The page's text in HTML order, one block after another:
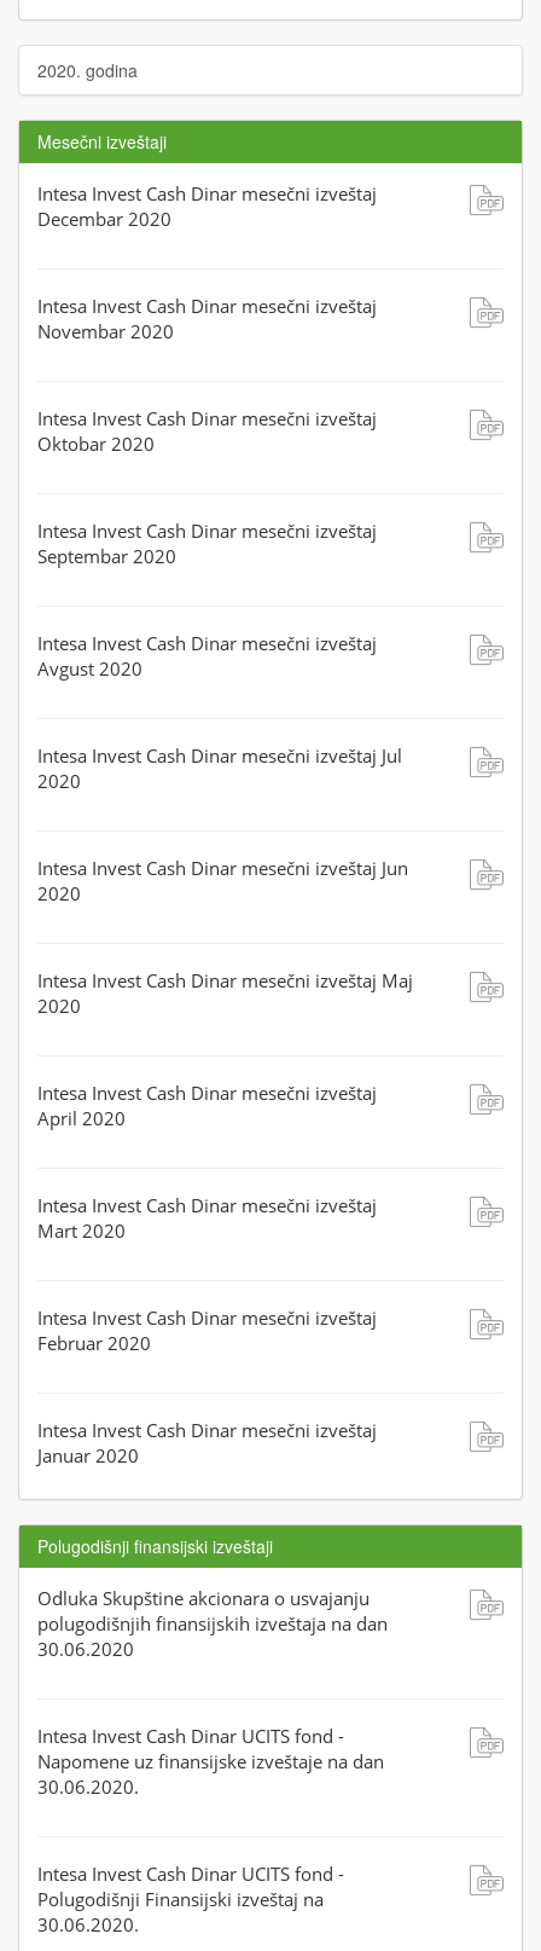
2020. godina
Mesečni izveštaji
Intesa Invest Cash Dinar mesečni izveštaj
Decembar 2020
Intesa Invest Cash Dinar mesečni izveštaj
Novembar 2020
Intesa Invest Cash Dinar mesečni izveštaj
Oktobar 2020
Intesa Invest Cash Dinar mesečni izveštaj
Septembar 2020
Intesa Invest Cash Dinar mesečni izveštaj
Avgust 2020
Intesa Invest Cash Dinar mesečni izveštaj Jul
2020
Intesa Invest Cash Dinar mesečni izveštaj Jun
2020
Intesa Invest Cash Dinar mesečni izveštaj Maj
2020
Intesa Invest Cash Dinar mesečni izveštaj
April 2020
Intesa Invest Cash Dinar mesečni izveštaj
Mart 2020
Intesa Invest Cash Dinar mesečni izveštaj
Februar 2020
Intesa Invest Cash Dinar mesečni izveštaj
Januar 2020
Polugodišnji finansijski izveštaji
Odluka Skupštine akcionara o usvajanju
polugodišnjih finansijskih izveštaja na dan
30.06.2020
Intesa Invest Cash Dinar UCITS fond -
Napomene uz finansijske izveštaje na dan
30.06.2020.
Intesa Invest Cash Dinar UCITS fond -
Polugodišnji Finansijski izveštaj na
30.06.2020.